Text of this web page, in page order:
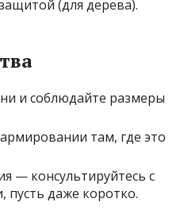
(для дерева).
и соблюдайте размеры
там, где это
— консультируйтесь с
пусть даже коротко.